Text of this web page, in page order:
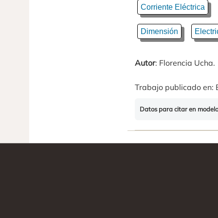
Corriente Eléctrica
Dimensión
Autor: Florencia Ucha.
Trabajo publicado en:
Datos para citar en